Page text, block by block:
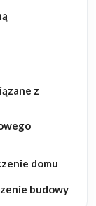
z
domu
budowy